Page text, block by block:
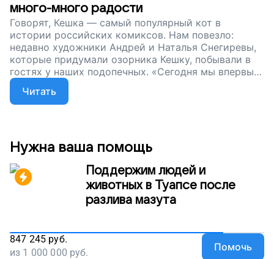
много-много радости
Говорят, Кешка — самый популярный кот в
истории российских комиксов. Нам повезло:
недавно художники Андрей и Наталья Снегиревы,
которые придумали озорника Кешку, побывали в
гостях у наших подопечных. «Сегодня мы впервые
встретились с совершенно необыкновенными
детьми. Глядя на них, не хотелось плакать,
хотелось восхищаться!» — рассказывает Наталья.
и все они ждут важных обследований, приходят в
себя после тяжелых операций. Поддержите наш
проект. Пусть «Дом для жизни» живет и помогает
детям!
Читать
Нужна ваша помощь
Поддержим людей и
животных в Туапсе после
разлива мазута
847 245 руб.
из 1 000 000 руб. Помочь